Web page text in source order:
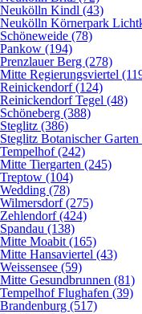
Neukölln Kindl (43)
Neukölln Körnerpark
Schöneweide (78)
Pankow (194)
Prenzlauer Berg (278)
Mitte Regierungsviertel
Reinickendorf (124)
Reinickendorf Tegel (48)
Schöneberg (388)
Steglitz (386)
Steglitz Botanischer Garten
Tempelhof (242)
Mitte Tiergarten (245)
Treptow (104)
Wedding (78)
Wilmersdorf (275)
Zehlendorf (424)
Spandau (138)
Mitte Moabit (165)
Mitte Hansaviertel (43)
Weissensee (59)
Mitte Gesundbrunnen (81)
Tempelhof Flughafen (39)
Brandenburg (517)